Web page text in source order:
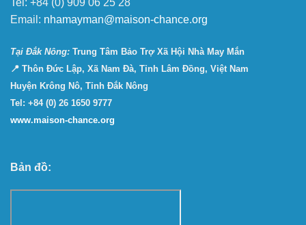
Tel: +84 (0) 909 06 25 28
Email: nhamayman@maison-chance.org
Tại Ðắk Nông: Trung Tâm Bảo Trợ Xã Hội Nhà May Mắn
📍 Thôn Đức Lập, Xã Nam Đà, Tỉnh Lâm Đồng, Việt Nam
Huyện Krông Nô, Tỉnh Đắk Nông
Tel: +84 (0) 26 1650 9777
www.maison-chance.org
Bản đồ: